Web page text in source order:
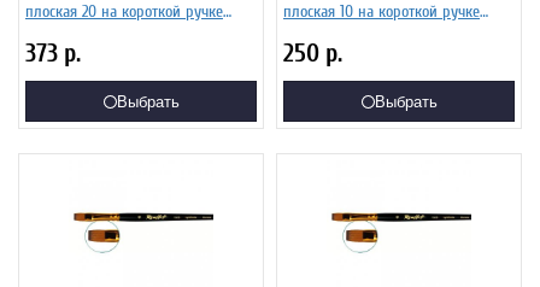
плоская 20 на короткой ручке
373 р.
Выбрать
плоская 10 на короткой ручке
250 р.
Выбрать